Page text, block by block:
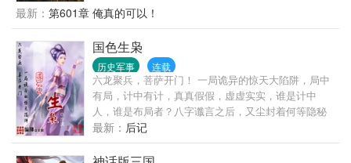
手干，一发不可收拾。当始皇陛下东巡期间收到源源
不断的奏报，表情愈发古怪：这文武百官...编奏疏怎
么越编越离谱？待到东巡归来，始皇陛下看着大秦帝
国的船新版本，怒喝道：寡人让你监国，不是重建大
秦！
最新： 第601章 俺真的可以！
国色生枭
历史军事 连载
六龙聚兵，菩萨开门！ 一局诡异的惊天大陷阱，局中
有局，计中有计，真真假假，虚虚实实，谁是计中
人，谁是布局者？八字谶言之后，又尘封着何等隐秘
的故事？是狼巡天下？还是狡狐瞒世？ 一曲曲未了的
壮士赞歌，一幕幕卷起的美人珠帘！ —————-沙
—-漠—-精—-品———————- -PS① 本人已完成
最新： 后记